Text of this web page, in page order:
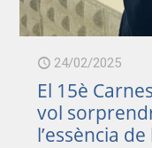
24/02/2025
El 15è
vol
l’essència